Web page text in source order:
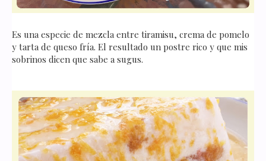
Es una especie de mezcla entre tiramisu, crema de pomelo
y tarta de queso fría. El resultado un postre rico y que mis
sobrinos dicen que sabe a sugus.